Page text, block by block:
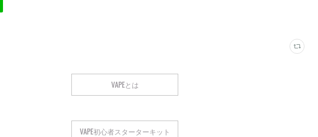
VAPEとは
VAPE初心者スターターキット